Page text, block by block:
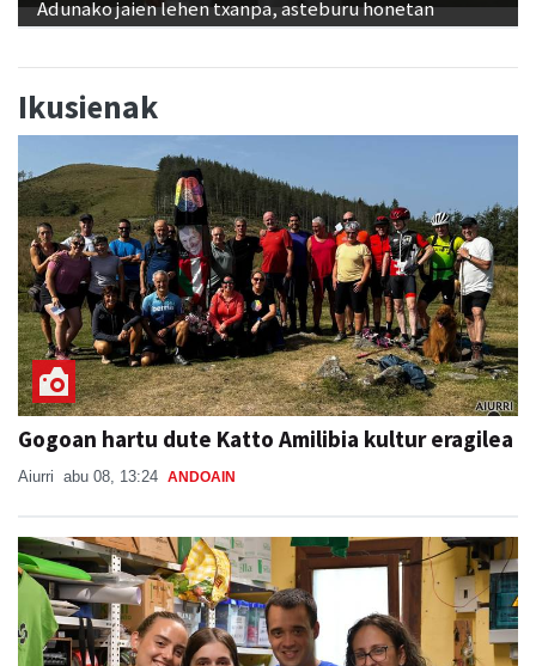
Adunako jaien lehen txanpa, asteburu honetan
Ikusienak
Gogoan hartu dute Katto Amilibia kultur eragilea
Aiurri abu 08, 13:24 ANDOAIN